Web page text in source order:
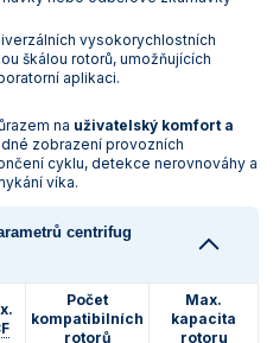
vysokorychlostních
škálou rotorů, umožňujících
aplikaci.
na uživatelský komfort a
zobrazení provozních
cyklu, detekce nerovnováhy a
víka.
centrifug
Počet
kompatibilních
rotorů
Max.
kapacita
rotoru
přístroje pro
sušicí